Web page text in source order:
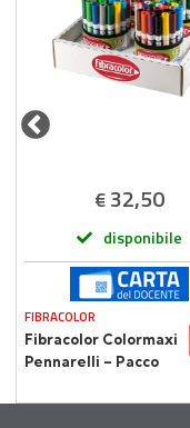
€ 32,50
disponibile
FIBRACOLOR
Fibracolor Colormaxi
Pennarelli – Pacco
Pennarelli in 12 colori